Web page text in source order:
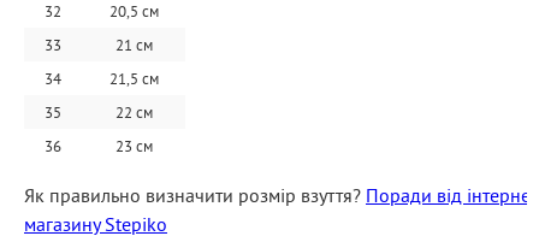
32
20,5 см
33
21 см
34
21,5 см
35
22 см
36
23 см
Як правильно визначити розмір взуття? Поради від інтернет
магазину Stepiko